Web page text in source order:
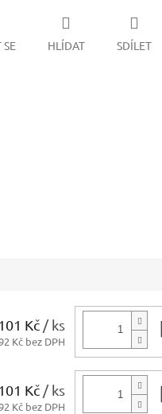
SE HLÍDAT SDÍLET
Kč / ks
Kč bez DPH
Kč / ks
Kč bez DPH